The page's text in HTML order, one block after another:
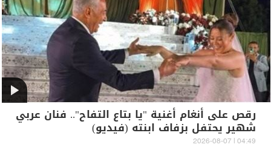
رقص على أنغام أغنية "يا بتاع التفاح".. فنان عربي
شهير يحتفل بزفاف ابنته (فيديو)
04:49 | 2026-08-07